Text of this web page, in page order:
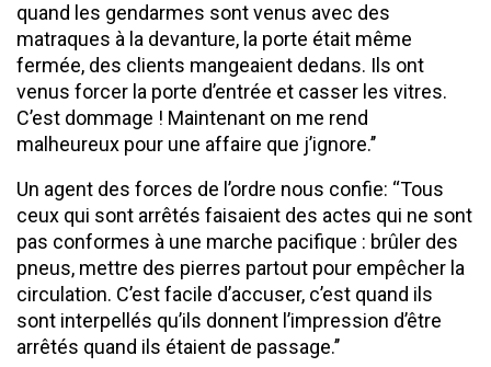
quand les gendarmes sont venus avec des
matraques à la devanture, la porte était même
fermée, des clients mangeaient dedans. Ils ont
venus forcer la porte d’entrée et casser les vitres.
C’est dommage ! Maintenant on me rend
malheureux pour une affaire que j’ignore.’’
Un agent des forces de l’ordre nous confie: ‘‘Tous
ceux qui sont arrêtés faisaient des actes qui ne sont
pas conformes à une marche pacifique : brûler des
pneus, mettre des pierres partout pour empêcher la
circulation. C’est facile d’accuser, c’est quand ils
sont interpellés qu’ils donnent l’impression d’être
arrêtés quand ils étaient de passage.’’